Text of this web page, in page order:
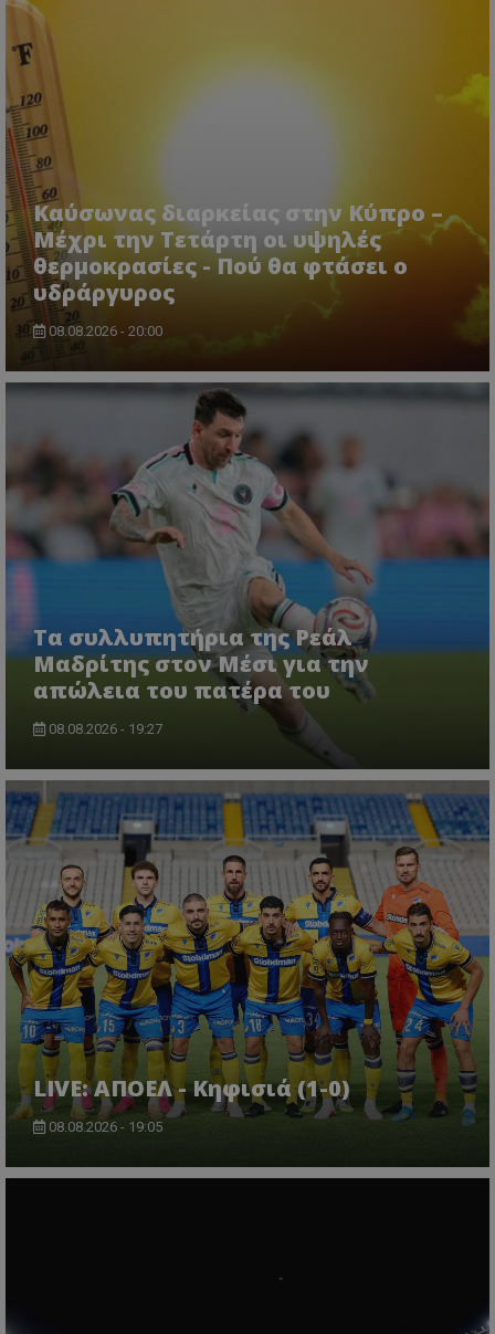
Καύσωνας διαρκείας στην Κύπρο –
Μέχρι την Τετάρτη οι υψηλές
θερμοκρασίες - Πού θα φτάσει ο
υδράργυρος
08.08.2026 - 20:00
Τα συλλυπητήρια της Ρεάλ
Μαδρίτης στον Μέσι για την
απώλεια του πατέρα του
08.08.2026 - 19:27
LIVE: ΑΠΟΕΛ - Κηφισιά (1-0)
08.08.2026 - 19:05